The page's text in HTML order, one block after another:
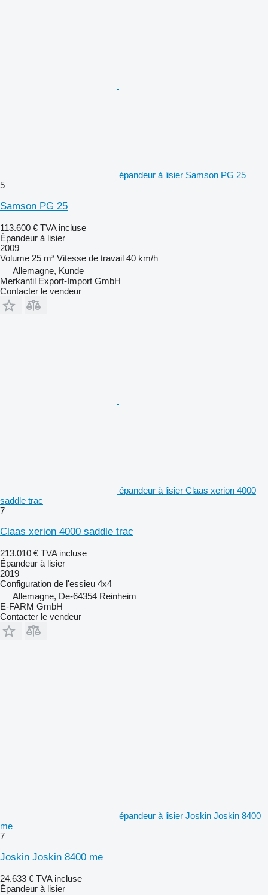
épandeur à lisier Samson PG 25
5
Samson PG 25
113.600 € TVA incluse
Épandeur à lisier
2009
Volume 25 m³ Vitesse de travail 40 km/h
Allemagne, Kunde
Merkantil Export-Import GmbH
Contacter le vendeur
épandeur à lisier Claas xerion 4000
saddle trac
7
Claas xerion 4000 saddle trac
213.010 € TVA incluse
Épandeur à lisier
2019
Configuration de l'essieu 4x4
Allemagne, De-64354 Reinheim
E-FARM GmbH
Contacter le vendeur
épandeur à lisier Joskin Joskin 8400
me
7
Joskin Joskin 8400 me
24.633 € TVA incluse
Épandeur à lisier